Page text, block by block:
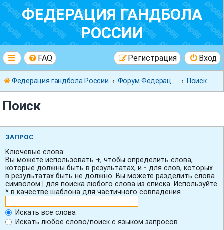
ФЕДЕРАЦИЯ ГАНДБОЛА
РОССИИ
FAQ Вход
Регистрация
Федерация гандбола России Поиск
Поиск
ЗАПРОС
Ключевые слова:
Вы можете использовать +, чтобы определить слова,
которые должны быть в результатах, и - для слов, которых
в результатах быть не должно. Вы можете разделить слова
символом
для поиска любого слова из списка. Используйте
* в качестве шаблона для частичного совпадения.
Искать все слова
Искать любое слово/поиск с языком запросов